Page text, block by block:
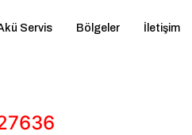
Servis Bölgeler İletişim